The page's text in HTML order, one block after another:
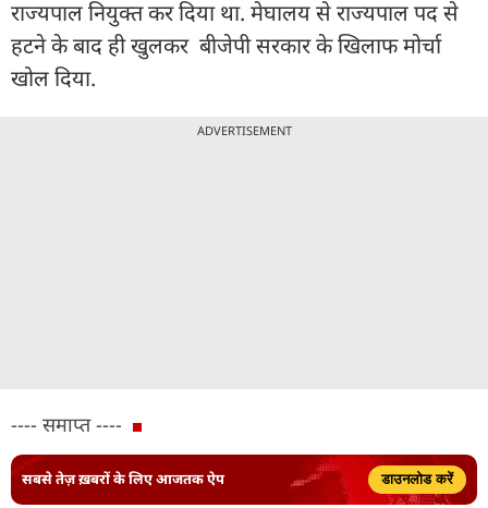
राज्यपाल नियुक्त कर दिया था. मेघालय से राज्यपाल पद से
हटने के बाद ही खुलकर बीजेपी सरकार के खिलाफ मोर्चा
खोल दिया.
ADVERTISEMENT
---- समाप्त ----
सबसे तेज़ ख़बरों के लिए आजतक ऐप डाउनलोड करें